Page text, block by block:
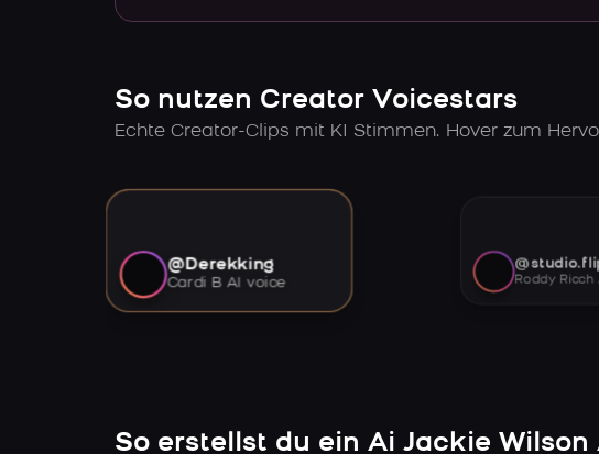
So nutzen Creator Voicestars
Echte Creator-Clips mit KI Stimmen. Hover zum
@Derekking
Cardi B AI voice Roddy Ricch
So erstellst du ein Ai Jackie Wilson